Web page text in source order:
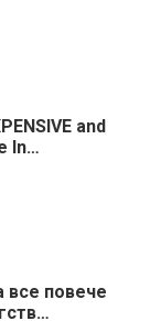
and
In…
все повече